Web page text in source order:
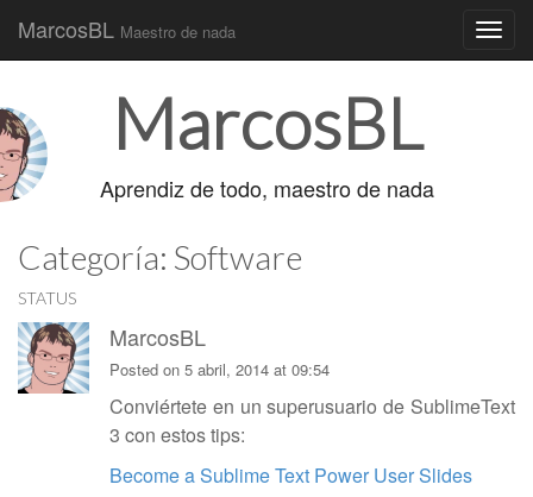
MarcosBL Maestro de nada
menu
content
MarcosBL
Aprendiz de todo, maestro de nada
Categoría: Software
STATUS
MarcosBL
Posted on 5 abril, 2014 at 09:54
Conviértete en un superusuario de SublimeText
3 con estos tips:
Become a Sublime Text Power User Slides